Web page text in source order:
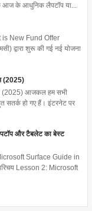
आज के आधुनिक लैपटॉप या...
is New Fund Offer
द्वारा शुरू की गई नई योजना
(2025)
(2025) आजकल हम सभी
सतर्क हो गए हैं। इंटरनेट पर
और टैबलेट का बेस्ट
Surface Guide in
Lesson 2: Microsoft